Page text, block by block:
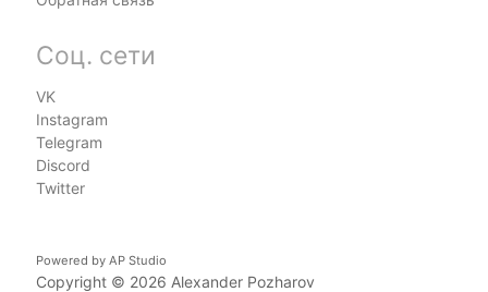
Соц. сети
VK
Instagram
Telegram
Discord
Twitter
Powered by AP Studio
Copyright © 2026 Alexander Pozharov